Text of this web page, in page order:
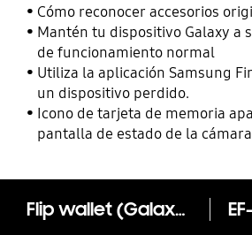
Cómo reconocer accesorios
Mantén tu dispositivo Galaxy a
de funcionamiento normal
Utiliza la aplicación Samsung
un dispositivo perdido.
Icono de tarjeta de memoria
pantalla de estado de la
Flip wallet (Galaxy S7 edge)